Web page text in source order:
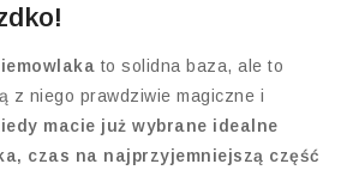
to solidna baza, ale to
z niego prawdziwie magiczne i
macie już wybrane idealne
czas na najprzyjemniejszą część